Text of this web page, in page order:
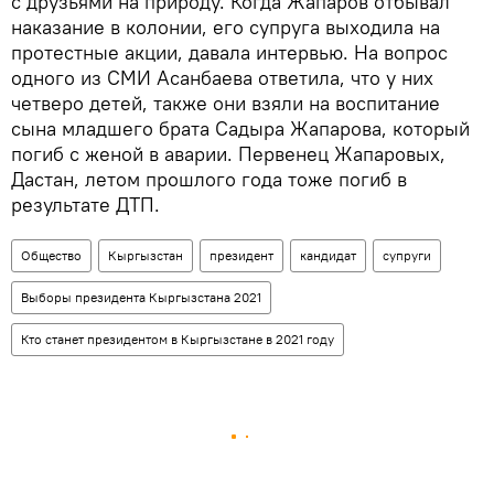
наказание в колонии, его супруга выходила на
протестные акции, давала интервью. На вопрос
одного из СМИ Асанбаева ответила, что у них
четверо детей, также они взяли на воспитание
сына младшего брата Садыра Жапарова, который
погиб с женой в аварии. Первенец Жапаровых,
Дастан, летом прошлого года тоже погиб в
результате ДТП.
Общество Кыргызстан президент кандидат супруги
Выборы президента Кыргызстана 2021
Кто станет президентом в Кыргызстане в 2021 году